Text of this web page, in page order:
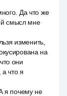
Да что же
смысл мне
изменить,
на
они
что я
я почему не